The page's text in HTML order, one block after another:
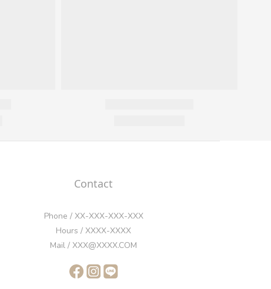
Contact
Phone / XX-XXX-XXX-XXX
Hours / XXXX-XXXX
Mail / XXX@XXXX.COM